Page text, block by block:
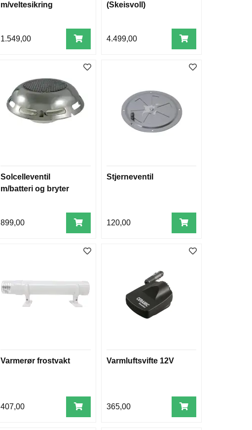
m/veltesikring
1.549,00
(Skeisvoll)
4.499,00
Solcelleventil
m/batteri og bryter
899,00
Stjerneventil
120,00
Varmerør frostvakt
407,00
Varmluftsvifte 12V
365,00